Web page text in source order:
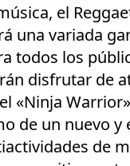
el
una variada
todos los
disfrutar de
«Ninja
de un nuevo y
de